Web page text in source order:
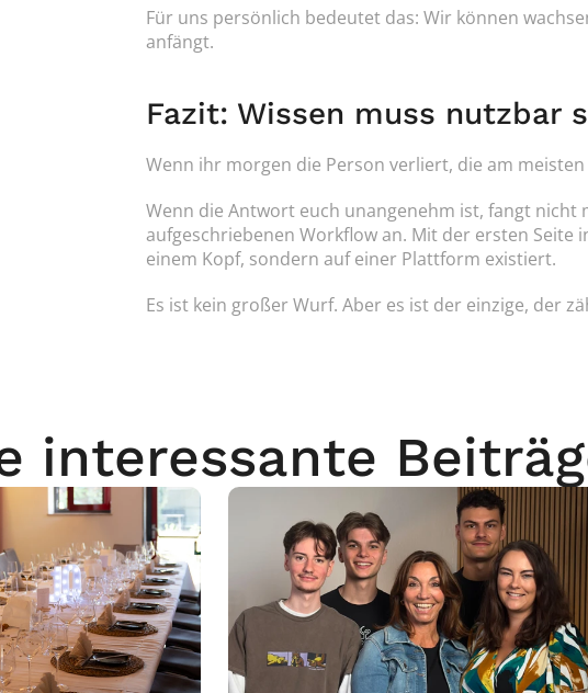
Für uns persönlich bedeutet das: Wir können
anfängt.
Fazit: Wissen muss nutzbar
Wenn ihr morgen die Person verliert, die am
Wenn die Antwort euch unangenehm ist, fangt nicht
aufgeschriebenen Workflow an. Mit der ersten
einem Kopf, sondern auf einer Plattform existiert.
Es ist kein großer Wurf. Aber es ist der einzige, der
interessante